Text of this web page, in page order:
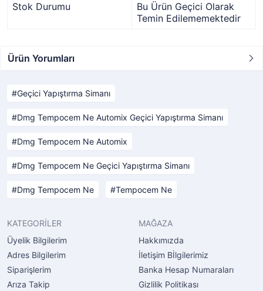
Stok Durumu
Bu Ürün Geçici Olarak
Temin Edilememektedir
Ürün Yorumları
Geçici Yapıştırma Simanı
Dmg Tempocem Ne Automix Geçici Yapıştırma Simanı
Dmg Tempocem Ne Automix
Dmg Tempocem Ne Geçici Yapıştırma Simanı
Dmg Tempocem Ne Tempocem Ne
KATEGORİLER
Üyelik Bilgilerim
Adres Bilgilerim
Siparişlerim
Arıza Takip
MAĞAZA
Hakkımızda
İletişim Bİlgilerimiz
Banka Hesap Numaraları
Gizlilik Politikası